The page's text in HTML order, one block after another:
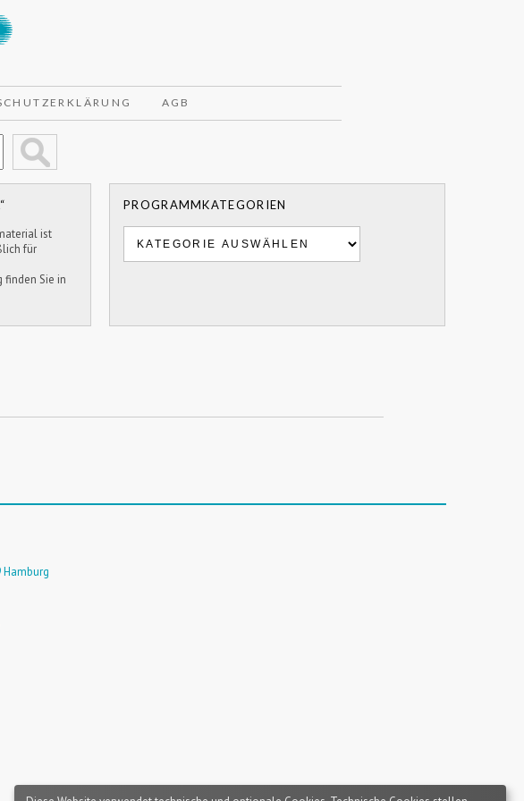
AGB
ist
für
finden Sie in
PROGRAMMKATEGORIEN
Hamburg